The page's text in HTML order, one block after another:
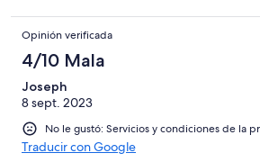
Opinión verificada
4/10 Mala
Joseph
8 sept. 2023
No le gustó: Servicios y condiciones de la
Traducir con Google